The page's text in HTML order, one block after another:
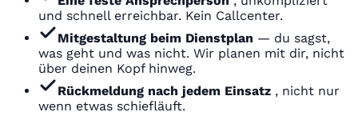
und schnell erreichbar. Kein Callcenter.
Mitgestaltung beim Dienstplan — du sagst,
was geht und was nicht. Wir planen mit dir, nicht
über deinen Kopf hinweg.
Rückmeldung nach jedem Einsatz , nicht nur
wenn etwas schiefläuft.